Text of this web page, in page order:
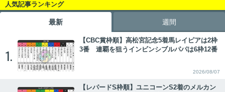
人気記事ランキング
最新 週間
1.
【CBC賞枠順】高松宮記念5着馬レイピアは2枠
3番 連覇を狙うインビンシブルパパは6枠12番
2026/08/07
【レパードS枠順】ユニコーンS2着のメルカン